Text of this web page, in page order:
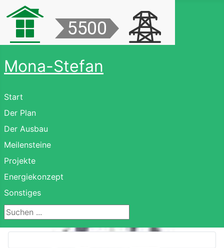
Mona-Stefan
Start
Der Plan
Der Ausbau
Meilensteine
Projekte
Energiekonzept
Sonstiges
Suchen ...